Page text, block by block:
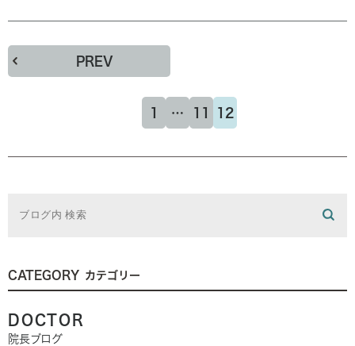
PREV
1 … 11 12
CATEGORY カテゴリー
DOCTOR
院長ブログ